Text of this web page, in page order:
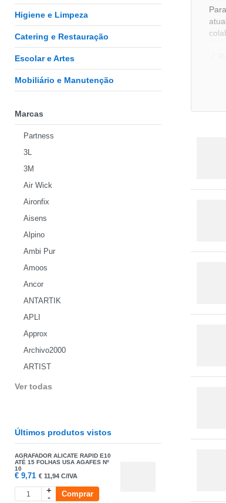
Higiene e Limpeza
Catering e Restauração
Escolar e Artes
Mobiliário e Manutenção
Marcas
Partness
3L
3M
Air Wick
Aironfix
Aisens
Alpino
Ambi Pur
Amoos
Ancor
ANTARTIK
APLI
Approx
Archivo2000
ARTIST
Ver todas
Últimos produtos vistos
AGRAFADOR ALICATE RAPID E10
ATÉ 15 FOLHAS USA AGAFES Nº
10
€ 9,71 € 11,94 C/IVA
+
- Comprar